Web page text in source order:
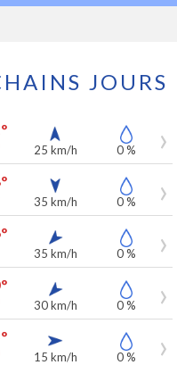
JOURS
les 7 prochains jours
25 km/h 0 %
35 km/h 0 %
35 km/h 0 %
30 km/h 0 %
15 km/h 0 %